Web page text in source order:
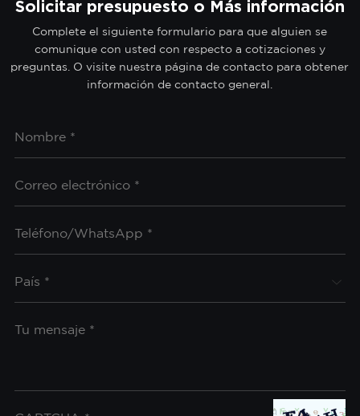
Solicitar presupuesto o Más información
Complete el siguiente formulario para que alguien se
comunique con usted con respecto a cotizaciones y
preguntas. O visite nuestra página de contacto para obtener
información de contacto general.